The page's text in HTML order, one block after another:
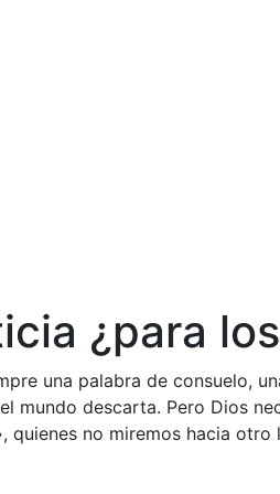
¿para
una palabra de consuelo,
mundo descarta. Pero Dios
quienes no miremos hacia